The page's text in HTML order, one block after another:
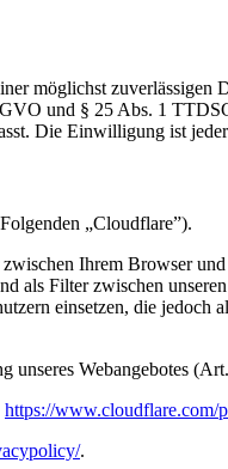
möglichst zuverlässigen
und § 25 Abs. 1
Die Einwilligung ist
„Cloudflare”).
Ihrem Browser
als Filter zwischen
einsetzen, die jedoch
unseres Webangebotes
https://www.cloudflare.com/
.